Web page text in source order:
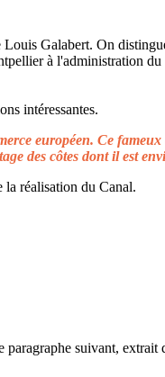
intéressantes.
européen. Ce
des côtes dont il est
réalisation du Canal.
suivant,